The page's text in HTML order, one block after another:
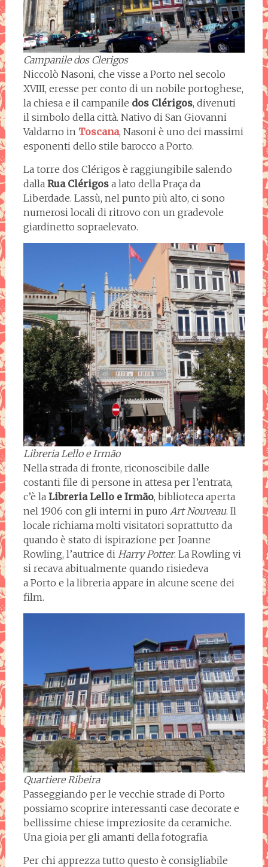
Campanile dos Clerigos
Niccolò Nasoni, che visse a Porto nel secolo
XVIII, eresse per conto di un nobile portoghese,
la chiesa e il campanile dos Clérigos, divenuti
il simbolo della città. Nativo di San Giovanni
Valdarno in Toscana, Nasoni è uno dei massimi
esponenti dello stile barocco a Porto.
La torre dos Clérigos è raggiungibile salendo
dalla Rua Clérigosa lato della Praça da
Liberdade. Lassù, nel punto più alto, ci sono
numerosi locali di ritrovo con un gradevole
giardinetto sopraelevato.
Libreria Lello e Irmão
Nella strada di fronte, riconoscibile dalle
costanti file di persone in attesa per l’entrata,
c’è la Libreria Lello e Irmão, biblioteca aperta
nel 1906 con gli interni in puro Art Nouveau. Il
locale richiama molti visitatori soprattutto da
quando è stato di ispirazione per Joanne
Rowling, l’autrice di Harry Potter. La Rowling vi
si recava abitualmente quando risiedeva
a Porto e la libreria appare in alcune scene dei
film.
Quartiere Ribeira
Passeggiando per le vecchie strade di Porto
possiamo scoprire interessanti case decorate e
bellissime chiese impreziosite da ceramiche.
Una gioia per gli amanti della fotografia.
Per chi apprezza tutto questo è consigliabile